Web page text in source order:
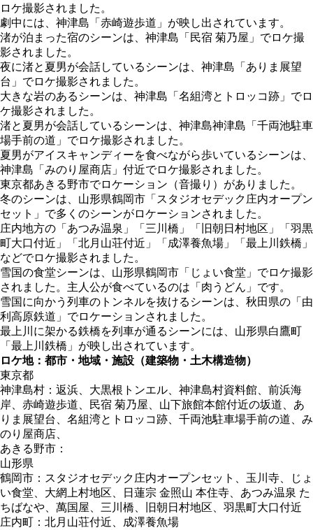
ロケ撮影されました。
劇中には、神津島「赤崎遊歩道」が映し出されています。
渚が泊まった宿のシーンは、神津島「民宿 菊乃屋」でロケ撮
影されました。
夜に渚と夏男が会話しているシーンは、神津島「ありま展望
台」でロケ撮影されました。
大きな岩のあるシーンは、神津島「名組湾とトロッコ跡」でロ
ケ撮影されました。
渚と夏男が会話しているシーンは、神津島神津島「千両池駐車
場手前の道」でロケ撮影されました。
夏男がアイスキャンディーを食べながら歩いているシーンは、
神津島「みのり屋商店」付近でロケ撮影されました。
東京都あきる野市でロケーション（音撮り）がありました。
冬のシーンは、山形県鶴岡市「スタジオセデック庄内オープン
セット」で多くのシーンがロケーションされました。
庄内地方の「あつみ温泉」「三川橋」「旧朝日村地区」「羽黒
町大口付近」「北月山荘付近」「成澤養魚場」「最上川鉄橋」
などでロケ撮影されました。
雪国の食堂シーンは、山形県鶴岡市「じょい食堂」でロケ撮影
されました。主人公が食べているのは「肉うどん」です。
雪国に向かう列車のトンネルを抜けるシーンは、秋田県の「由
利高原鉄道」でロケーションされました。
最上川に架かる鉄橋を列車が通るシーンには、山形県白鷹町
「最上川鉄橋」が映し出されています。
ロケ地：都市・地域・施設（建築物・土木構造物）
東京都
神津島村：返浜、大黒根トンエル、神津島村資料館、前浜海
岸、赤崎遊歩道、民宿 菊乃屋、山下旅館本館付近の坂道、あ
りま展望台、名組湾とトロッコ跡、千両池駐車場手前の道、み
のり屋商店、
あきる野市：
山形県
鶴岡市：スタジオセデック庄内オープンセット、玉川寺、じょ
い食堂、大網上村地区、日蓮宗 金照山 本住寺、あつみ温泉 た
ちばなや、萬国屋、三川橋、旧朝日村地区、羽黒町大口付近
庄内町：北月山荘付近、成澤養魚場